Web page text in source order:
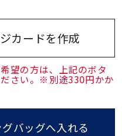
カードを作成
望の方は、上記のボタ
さい。※別途330円かか
バッグへ入れる